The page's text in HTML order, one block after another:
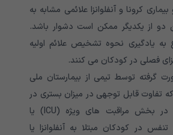
کرونا و آنفلوانزا علائمی مشابه به
دو از یکدیگر ممکن است دشوار باشد.
به یادگیری نحوه تشخیص علائم اولیه
گرفته توسط تیمی از بیمارستان ملی
تفاوت قابل توجهی در میزان بستری در
بیمارستان، پذیرش در بخش مراقبت های ویژه (ICU) یا
در کودکان مبتلا به آنفلوانزا یا